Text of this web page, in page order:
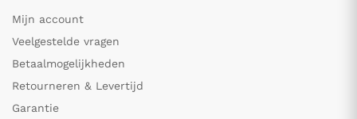
Mijn account
Veelgestelde vragen
Betaalmogelijkheden
Retourneren & Levertijd
Garantie